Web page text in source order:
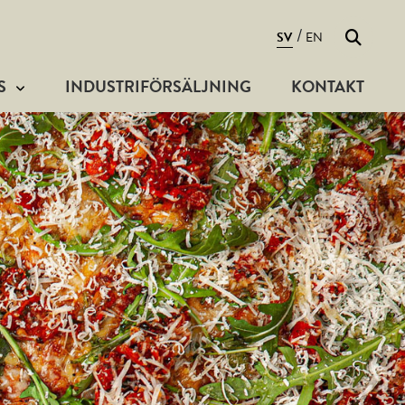
INDUSTRIFÖRSÄLJNING KONTAKT
SV/ EN